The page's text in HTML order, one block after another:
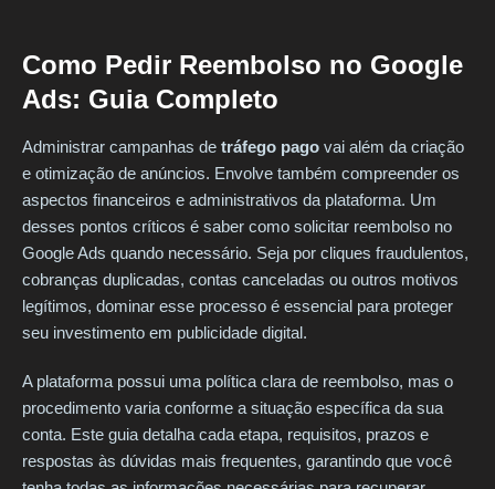
Como Pedir Reembolso no Google
Ads: Guia Completo
Administrar campanhas de tráfego pago vai além da criação
e otimização de anúncios. Envolve também compreender os
aspectos financeiros e administrativos da plataforma. Um
desses pontos críticos é saber como solicitar reembolso no
Google Ads quando necessário. Seja por cliques fraudulentos,
cobranças duplicadas, contas canceladas ou outros motivos
legítimos, dominar esse processo é essencial para proteger
seu investimento em publicidade digital.
A plataforma possui uma política clara de reembolso, mas o
procedimento varia conforme a situação específica da sua
conta. Este guia detalha cada etapa, requisitos, prazos e
respostas às dúvidas mais frequentes, garantindo que você